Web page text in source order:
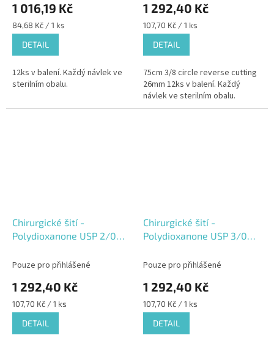
1 016,19 Kč
Měrná
cena:
84,68 Kč / 1 ks
DETAIL
12ks v balení. Každý návlek ve
sterilním obalu.
1 292,40 Kč
Měrná
cena:
107,70 Kč / 1 ks
DETAIL
75cm 3/8 circle reverse cutting
26mm 12ks v balení. Každý
návlek ve sterilním obalu.
Chirurgické šití -
Polydioxanone USP 2/0
Pouze pro přihlášené
1 292,40 Kč
Měrná
cena:
107,70 Kč / 1 ks
DETAIL
Chirurgické šití -
Polydioxanone USP 3/0
Pouze pro přihlášené
1 292,40 Kč
Měrná
cena:
107,70 Kč / 1 ks
DETAIL